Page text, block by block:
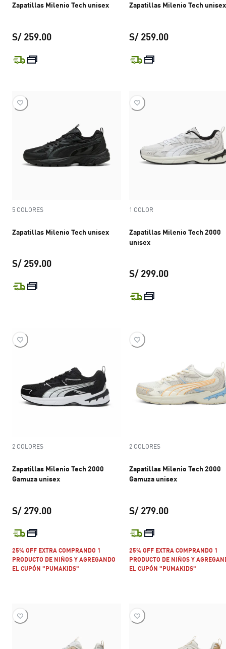
Zapatillas Milenio Tech unisex
S/ 259.00
precio actual S/ 259.00
Zapatillas Milenio Tech unisex
S/ 259.00
5 COLORES
Zapatillas Milenio Tech unisex
S/ 259.00
1 COLOR
Zapatillas Milenio Tech 2000
unisex
S/ 299.00
2 COLORES
Zapatillas Milenio Tech 2000
Gamuza unisex
S/ 279.00
precio actual S/ 279.00
25% OFF EXTRA COMPRANDO 1
PRODUCTO DE NIÑOS Y AGREGANDO
EL CUPÓN "PUMAKIDS"
2 COLORES
Zapatillas Milenio Tech 2000
Gamuza unisex
S/ 279.00
25% OFF EXTRA COMPRANDO 1
PRODUCTO DE NIÑOS Y
EL CUPÓN "PUMAKIDS"